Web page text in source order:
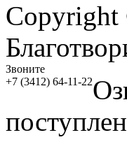
Звоните
+7 (3412) 64-11-22